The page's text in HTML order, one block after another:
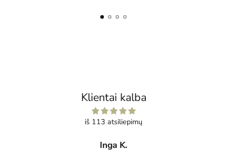
Klientai kalba
iš 113 atsiliepimų
Inga K.